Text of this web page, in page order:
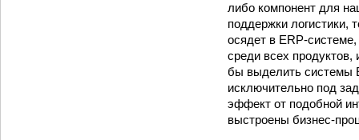
либо компонент для
поддержки логистики,
осядет в ERP-
среди всех
бы выделить системы
исключительно под
эффект от подобной
выстроены бизнес-